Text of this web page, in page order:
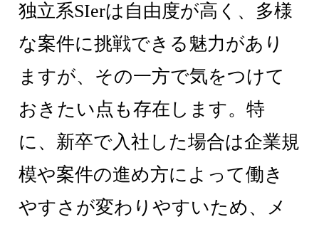
独立系SIerは自由度が高く、多様
な案件に挑戦できる魅力があり
ますが、その一方で気をつけて
おきたい点も存在します。特
に、新卒で入社した場合は企業規
模や案件の進め方によって働き
やすさが変わりやすいため、メ